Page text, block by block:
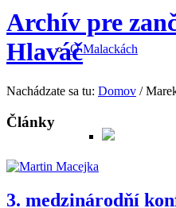
O Malackách
Archív pre
Hlaváč
Nachádzate sa tu: Domov /
Články
3. medzinárodňí